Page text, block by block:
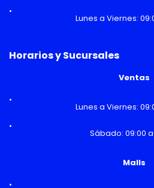
Lunes a Viernes:
Horarios y Sucursales
Ventas
Lunes a Viernes:
Sábado: 09:00 a
Malls